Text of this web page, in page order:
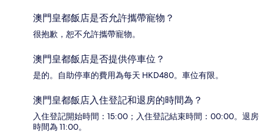
澳門皇都飯店是否允許攜帶寵物？
很抱歉，恕不允許攜帶寵物。
澳門皇都飯店是否提供停車位？
是的。自助停車的費用為每天 HKD480。車位有限。
澳門皇都飯店入住登記和退房的時間為？
入住登記開始時間：15:00；入住登記結束時間：00:00。退房
時間為 11:00。